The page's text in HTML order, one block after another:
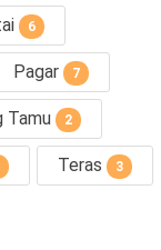
6
Pagar 7
Tamu 2
Teras 3